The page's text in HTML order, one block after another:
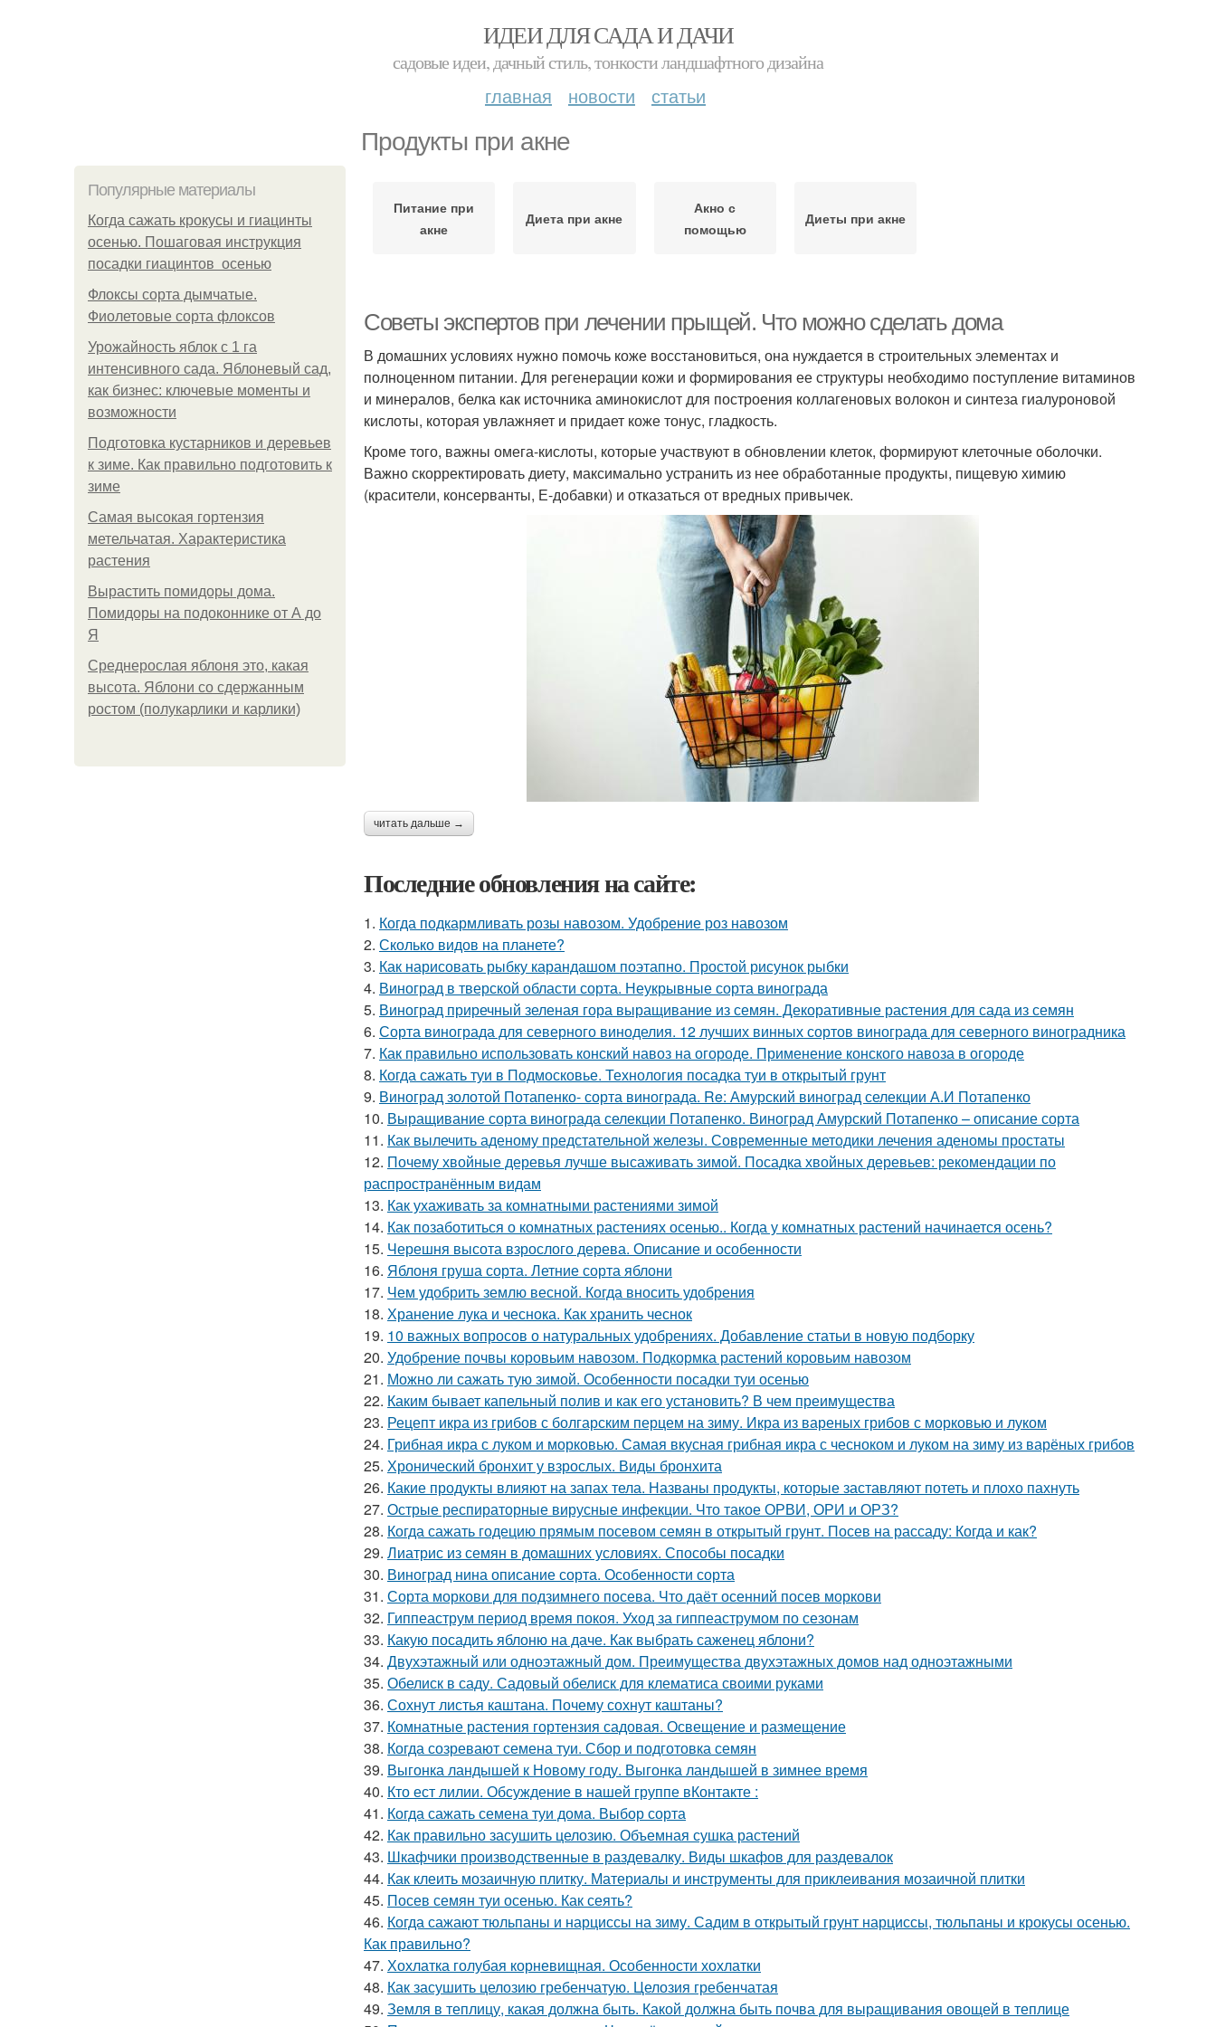
ИДЕИ ДЛЯ САДА И ДАЧИ
садовые идеи, дачный стиль, тонкости ландшафтного дизайна
главная новости статьи
Продукты при акне
Популярные материалы
Когда сажать крокусы и гиацинты
осенью. Пошаговая инструкция
посадки гиацинтов осенью
Флоксы сорта дымчатые.
Фиолетовые сорта флоксов
Урожайность яблок с 1 га
интенсивного сада. Яблоневый сад,
как бизнес: ключевые моменты и
возможности
Подготовка кустарников и деревьев
к зиме. Как правильно подготовить к
зиме
Самая высокая гортензия
метельчатая. Характеристика
растения
Вырастить помидоры дома.
Помидоры на подоконнике от А до
Я
Среднерослая яблоня это, какая
высота. Яблони со сдержанным
ростом (полукарлики и карлики)
Питание при
акне
Диета при акне
Акно с
помощью
Диеты при акне
Советы экспертов при лечении прыщей. Что можно сделать дома
В домашних условиях нужно помочь коже восстановиться, она нуждается в строительных элементах и
полноценном питании. Для регенерации кожи и формирования ее структуры необходимо поступление витаминов
и минералов, белка как источника аминокислот для построения коллагеновых волокон и синтеза гиалуроновой
кислоты, которая увлажняет и придает коже тонус, гладкость.
Кроме того, важны омега-кислоты, которые участвуют в обновлении клеток, формируют клеточные оболочки.
Важно скорректировать диету, максимально устранить из нее обработанные продукты, пищевую химию
(красители, консерванты, Е-добавки) и отказаться от вредных привычек.
читать дальше →
Последние обновления на сайте:
1. Когда подкармливать розы навозом. Удобрение роз навозом
2. Сколько видов на планете?
3. Как нарисовать рыбку карандашом поэтапно. Простой рисунок рыбки
4. Виноград в тверской области сорта. Неукрывные сорта винограда
5. Виноград приречный зеленая гора выращивание из семян. Декоративные растения для сада из семян
6. Сорта винограда для северного виноделия. 12 лучших винных сортов винограда для северного виноградника
7. Как правильно использовать конский навоз на огороде. Применение конского навоза в огороде
8. Когда сажать туи в Подмосковье. Технология посадка туи в открытый грунт
9. Виноград золотой Потапенко- сорта винограда. Re: Амурский виноград селекции А.И Потапенко
10. Выращивание сорта винограда селекции Потапенко. Виноград Амурский Потапенко – описание сорта
11. Как вылечить аденому предстательной железы. Современные методики лечения аденомы простаты
12. Почему хвойные деревья лучше высаживать зимой. Посадка хвойных деревьев: рекомендации по
распространённым видам
13. Как ухаживать за комнатными растениями зимой
14. Как позаботиться о комнатных растениях осенью.. Когда у комнатных растений начинается осень?
15. Черешня высота взрослого дерева. Описание и особенности
16. Яблоня груша сорта. Летние сорта яблони
17. Чем удобрить землю весной. Когда вносить удобрения
18. Хранение лука и чеснока. Как хранить чеснок
19. 10 важных вопросов о натуральных удобрениях. Добавление статьи в новую подборку
20. Удобрение почвы коровьим навозом. Подкормка растений коровьим навозом
21. Можно ли сажать тую зимой. Особенности посадки туи осенью
22. Каким бывает капельный полив и как его установить? В чем преимущества
23. Рецепт икра из грибов с болгарским перцем на зиму. Икра из вареных грибов с морковью и луком
24. Грибная икра с луком и морковью. Самая вкусная грибная икра с чесноком и луком на зиму из варёных грибов
25. Хронический бронхит у взрослых. Виды бронхита
26. Какие продукты влияют на запах тела. Названы продукты, которые заставляют потеть и плохо пахнуть
27. Острые респираторные вирусные инфекции. Что такое ОРВИ, ОРИ и ОРЗ?
28. Когда сажать годецию прямым посевом семян в открытый грунт. Посев на рассаду: Когда и как?
29. Лиатрис из семян в домашних условиях. Способы посадки
30. Виноград нина описание сорта. Особенности сорта
31. Сорта моркови для подзимнего посева. Что даёт осенний посев моркови
32. Гиппеаструм период время покоя. Уход за гиппеаструмом по сезонам
33. Какую посадить яблоню на даче. Как выбрать саженец яблони?
34. Двухэтажный или одноэтажный дом. Преимущества двухэтажных домов над одноэтажными
35. Обелиск в саду. Садовый обелиск для клематиса своими руками
36. Сохнут листья каштана. Почему сохнут каштаны?
37. Комнатные растения гортензия садовая. Освещение и размещение
38. Когда созревают семена туи. Сбор и подготовка семян
39. Выгонка ландышей к Новому году. Выгонка ландышей в зимнее время
40. Кто ест лилии. Обсуждение в нашей группе вКонтакте :
41. Когда сажать семена туи дома. Выбор сорта
42. Как правильно засушить целозию. Объемная сушка растений
43. Шкафчики производственные в раздевалку. Виды шкафов для раздевалок
44. Как клеить мозаичную плитку. Материалы и инструменты для приклеивания мозаичной плитки
45. Посев семян туи осенью. Как сеять?
46. Когда сажают тюльпаны и нарциссы на зиму. Садим в открытый грунт нарциссы, тюльпаны и крокусы осенью.
Как правильно?
47. Хохлатка голубая корневищная. Особенности хохлатки
48. Как засушить целозию гребенчатую. Целозия гребенчатая
49. Земля в теплицу, какая должна быть. Какой должна быть почва для выращивания овощей в теплице